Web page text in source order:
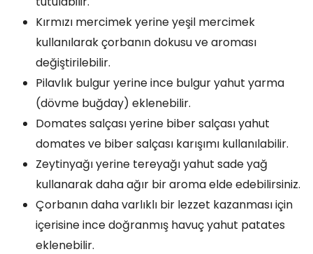
Kırmızı mercimek yerine yeşil mercimek
kullanılarak çorbanın dokusu ve aroması
değiştirilebilir.
Pilavlık bulgur yerine ince bulgur yahut yarma
(dövme buğday) eklenebilir.
Domates salçası yerine biber salçası yahut
domates ve biber salçası karışımı kullanılabilir.
Zeytinyağı yerine tereyağı yahut sade yağ
kullanarak daha ağır bir aroma elde edebilirsiniz.
Çorbanın daha varlıklı bir lezzet kazanması için
içerisine ince doğranmış havuç yahut patates
eklenebilir.